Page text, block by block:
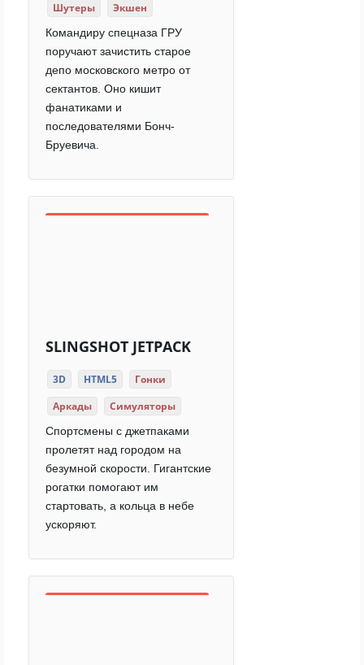
Шутеры
Экшен
Командиру спецназа ГРУ
поручают зачистить старое
депо московского метро от
сектантов. Оно кишит
фанатиками и
последователями Бонч-
Бруевича.
SLINGSHOT JETPACK
3D HTML5
Гонки
Аркады
Симуляторы
Спортсмены с джетпаками
пролетят над городом на
безумной скорости. Гигантские
рогатки помогают им
стартовать, а кольца в небе
ускоряют.